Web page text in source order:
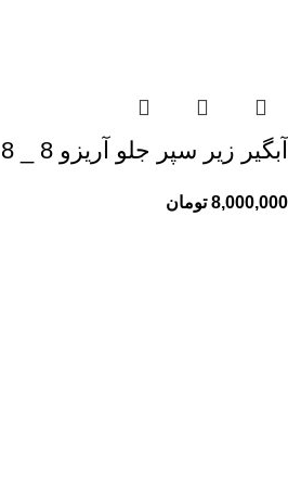
آبگیر زیر سپر جلو آریزو 8 _ ARRIZO 8
8,000,000 تومان